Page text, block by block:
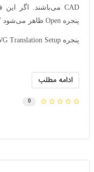
پنجره Open ظاهر می‌شود که با کلیک روی آن
پنجره DXF، DWG Translation Setup گشوده خواهد شد.
ادامه مطلب
0